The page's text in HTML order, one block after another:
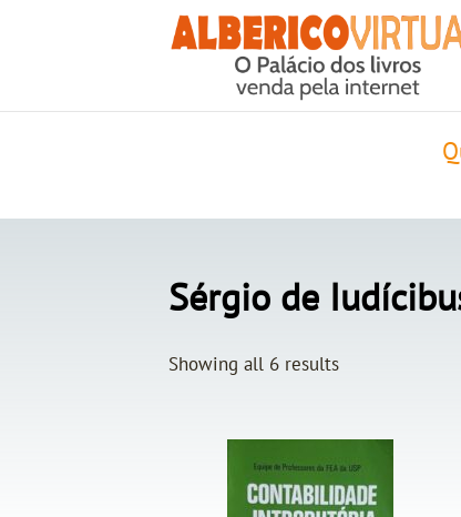
Sérgio de
Showing all 6 results